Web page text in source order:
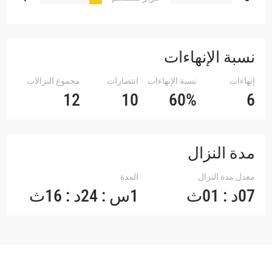
نسبة الإنهاءات
إنهاءات
6
نسبة الإنهاءات
60%
انتصارات
10
مجموع النزالات
12
مدة النزال
معدل مدة النزال
07د : 01ث
المدة
1س : 24د : 16ث